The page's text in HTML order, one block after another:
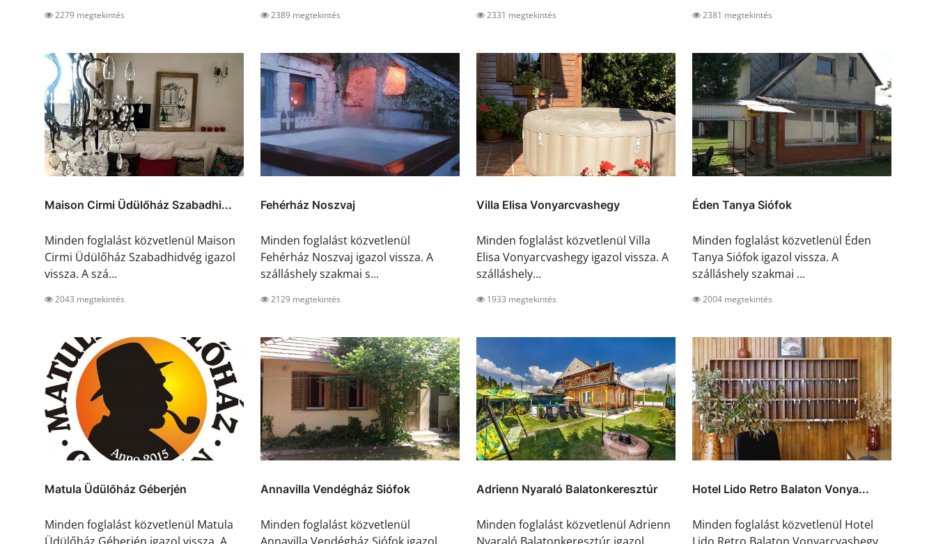
2279 megtekintés 2389 megtekintés 2331 megtekintés 2381 megtekintés
Maison Cirmi Üdülőház Szabadhi...
Minden foglalást közvetlenül Maison
Cirmi Üdülőház Szabadhidvég igazol
vissza. A szá...
2043 megtekintés
Fehérház Noszvaj
Minden foglalást közvetlenül
Fehérház Noszvaj igazol vissza. A
szálláshely szakmai s...
2129 megtekintés
Villa Elisa Vonyarcvashegy
Minden foglalást közvetlenül Villa
Elisa Vonyarcvashegy igazol vissza. A
szálláshely...
1933 megtekintés
Éden Tanya Siófok
Minden foglalást közvetlenül Éden
Tanya Siófok igazol vissza. A
szálláshely szakmai ...
2004 megtekintés
Matula Üdülőház Géberjén
Minden foglalást közvetlenül Matula
Annavilla Vendégház Siófok
Minden foglalást közvetlenül
Adrienn Nyaraló Balatonkeresztúr
Minden foglalást közvetlenül Adrienn
Hotel Lido Retro Balaton Vonya...
Minden foglalást közvetlenül Hotel